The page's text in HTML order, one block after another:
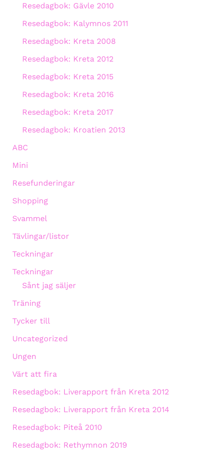
Resedagbok: Gävle 2010
Resedagbok: Kalymnos 2011
Resedagbok: Kreta 2008
Resedagbok: Kreta 2012
Resedagbok: Kreta 2015
Resedagbok: Kreta 2016
Resedagbok: Kreta 2017
Resedagbok: Kroatien 2013
ABC
Mini
Resefunderingar
Shopping
Svammel
Tävlingar/listor
Teckningar
Teckningar
Sånt jag säljer
Träning
Tycker till
Uncategorized
Ungen
Värt att fira
Resedagbok: Liverapport från Kreta 2012
Resedagbok: Liverapport från Kreta 2014
Resedagbok: Piteå 2010
Resedagbok: Rethymnon 2019